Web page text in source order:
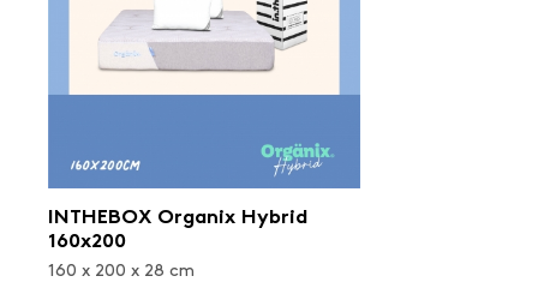
INTHEBOX Organix Hybrid
160x200
160 x 200 x 28 cm